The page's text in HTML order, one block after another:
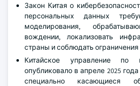
Закон Китая о
персональных данных
моделирования,
вождении, локализовать
страны и соблюдать ограничения
Китайское управление по
опубликовало в апреле 2025
специально касающиеся